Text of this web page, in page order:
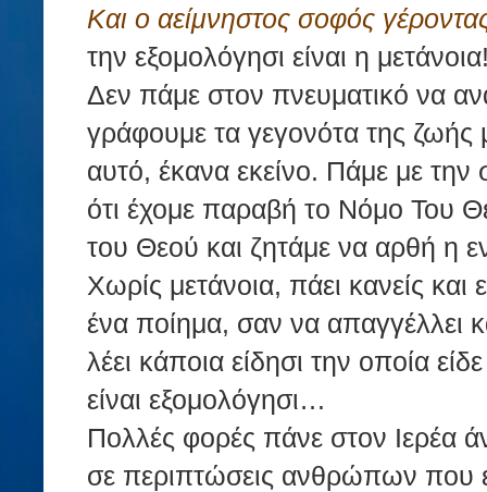
Και ο αείμνηστος σοφός
την εξομολόγησι είναι η
Δεν πάμε στον πνευματικό να
γράφουμε τα γεγονότα της ζωής
αυτό, έκανα εκείνο. Πάμε με την
ότι έχομε παραβή το Νόμο Του
του Θεού και ζητάμε να αρθή η
Χωρίς μετάνοια, πάει κανείς και
ένα ποίημα, σαν να απαγγέλλει
λέει κάποια είδησι την οποία
είναι εξομολόγησι…
Πολλές φορές πάνε στον Ιερέα
σε περιπτώσεις ανθρώπων που